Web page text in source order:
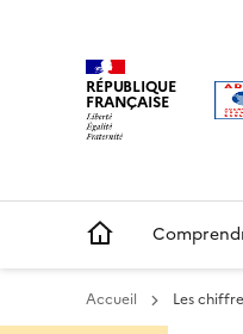
RÉPUBLIQUE
FRANÇAISE
Main
Accueil Les